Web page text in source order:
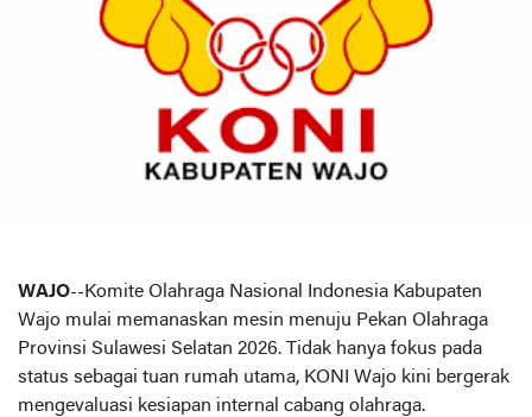
WAJO--Komite Olahraga Nasional Indonesia Kabupaten
Wajo mulai memanaskan mesin menuju Pekan Olahraga
Provinsi Sulawesi Selatan 2026. Tidak hanya fokus pada
status sebagai tuan rumah utama, KONI Wajo kini bergerak
mengevaluasi kesiapan internal cabang olahraga.